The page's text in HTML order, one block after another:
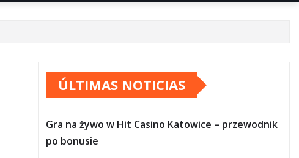
ÚLTIMAS NOTICIAS
Gra na żywo w Hit Casino Katowice – przewodnik
po bonusie